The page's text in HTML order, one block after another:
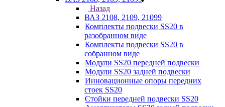
Назад
ВАЗ 2108, 2109, 21099
Комплекты подвески SS20 в
разобранном виде
Комплекты подвески SS20 в
собранном виде
Модули SS20 передней подвески
Модули SS20 задней подвески
Инновационные опоры передних
стоек SS20
Стойки передней подвески SS20